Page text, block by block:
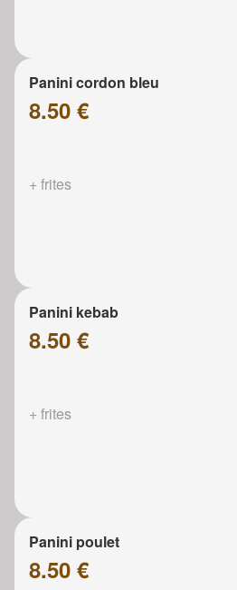
Panini cordon bleu
8.50 €
+ frites
Panini kebab
8.50 €
+ frites
Panini poulet
8.50 €